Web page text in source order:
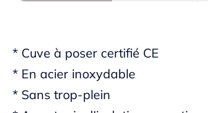
* Cuve à poser certifié CE
* En acier inoxydable
* Sans trop-plein